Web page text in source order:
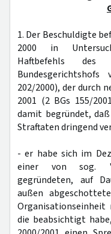
1. Der Beschuldigte
2000 in
Haftbefehls des
202/2000), der durch
2001 (2 BGs 155/
damit begründet,
Straftaten dringend
- er habe sich im
einer von sog.
gegründeten, auf
außen
die beabsichtigt